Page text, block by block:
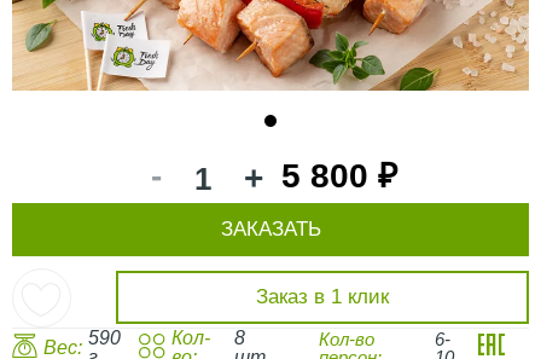
- + 5 800 ₽
Заказ в 1 клик
ЗАКАЗАТЬ
Вес: 590
Кол-
8
Кол-во
6-